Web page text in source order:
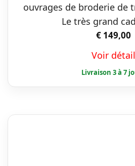
ouvrages de broderie de
Le très grand
€149,00
Voir détail